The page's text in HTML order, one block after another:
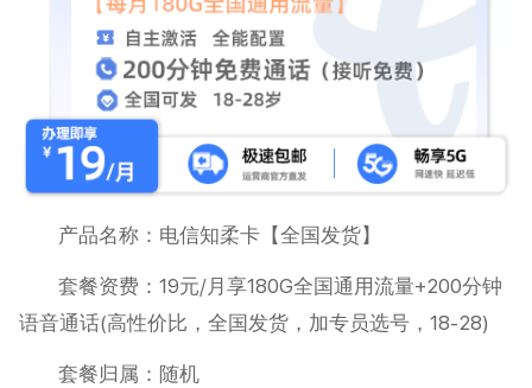
产品名称：电信知柔卡【全国发货】
套餐资费：19元/月享180G全国通用流量+200分钟
语音通话(高性价比，全国发货，加专员选号，18-28)
套餐归属：随机